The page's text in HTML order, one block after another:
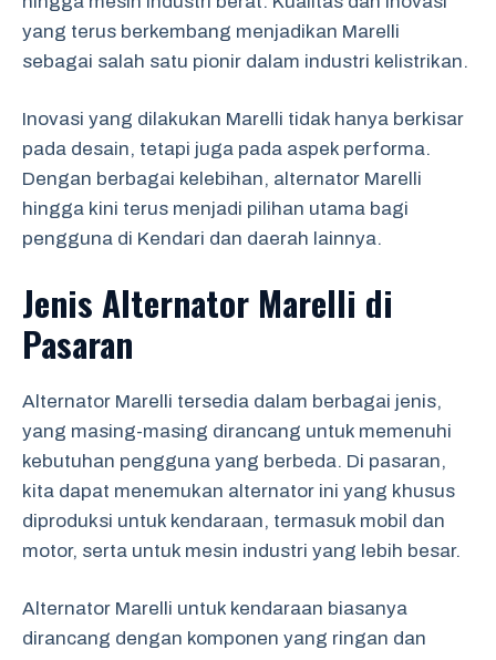
yang terus berkembang menjadikan Marelli
sebagai salah satu pionir dalam industri kelistrikan.
Inovasi yang dilakukan Marelli tidak hanya berkisar
pada desain, tetapi juga pada aspek performa.
Dengan berbagai kelebihan, alternator Marelli
hingga kini terus menjadi pilihan utama bagi
pengguna di Kendari dan daerah lainnya.
Jenis Alternator Marelli di
Pasaran
Alternator Marelli tersedia dalam berbagai jenis,
yang masing-masing dirancang untuk memenuhi
kebutuhan pengguna yang berbeda. Di pasaran,
kita dapat menemukan alternator ini yang khusus
diproduksi untuk kendaraan, termasuk mobil dan
motor, serta untuk mesin industri yang lebih besar.
Alternator Marelli untuk kendaraan biasanya
dirancang dengan komponen yang ringan dan